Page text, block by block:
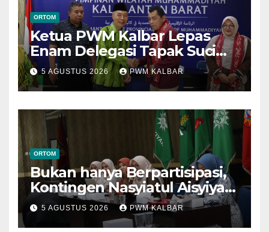
ORTOM
Ketua PWM Kalbar Lepas
Enam Delegasi Tapak Suci
Menuju Muktamar XVI di
Semarang
5 AGUSTUS 2026 PWM KALBAR
ORTOM
Bukan hanya Berpartisipasi,
Kontingen Nasyiatul Aisyiyah
Kalbar Perjuangkan Program
di Muktamar XV
5 AGUSTUS 2026 PWM KALBAR